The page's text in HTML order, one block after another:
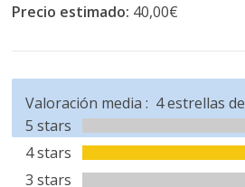
Precio estimado: 40,00€
Valoración media :
5 stars
4 stars
3 stars
4estrellas de